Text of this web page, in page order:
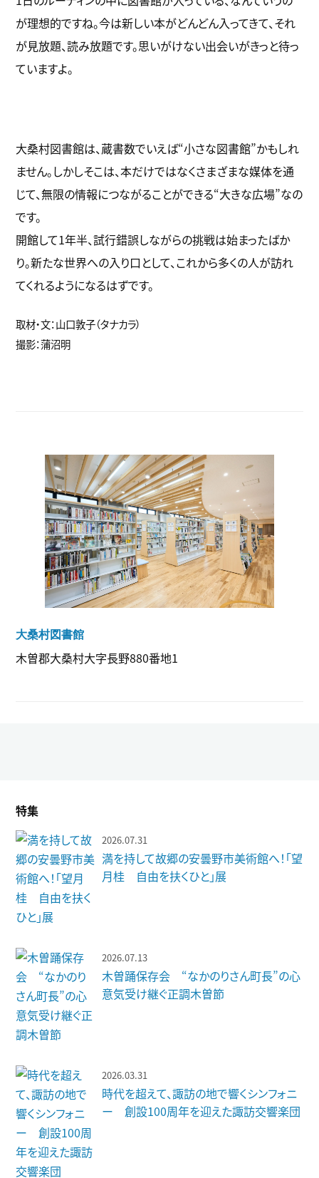
が理想的ですね。今は新しい本がどんどん入ってきて、それ
が見放題、読み放題です。思いがけない出会いがきっと待っ
ていますよ。
大桑村図書館は、蔵書数でいえば“小さな図書館”かもしれ
ません。しかしそこは、本だけではなくさまざまな媒体を通
じて、無限の情報につながることができる“大きな広場”なの
です。
開館して1年半、試行錯誤しながらの挑戦は始まったばか
り。新たな世界への入り口として、これから多くの人が訪れ
てくれるようになるはずです。
取材・文：山口敦子（タナカラ）
撮影：蒲沼明
大桑村図書館
木曽郡大桑村大字長野880番地1
特集
2026.07.31
満を持して故郷の安曇野市美術館へ！「望
月桂 自由を扶くひと」展
2026.07.13
木曽踊保存会 “なかのりさん町長”の心
意気受け継ぐ正調木曽節
2026.03.31
時代を超えて、諏訪の地で響くシンフォニ
ー 創設100周年を迎えた諏訪交響楽団